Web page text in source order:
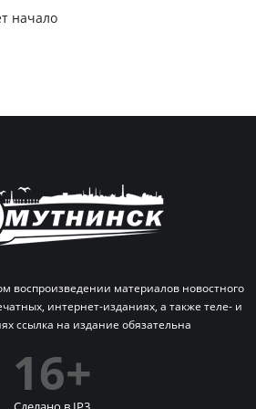
начало
воспроизведении материалов новостного
интернет-изданиях, а также теле- и
ссылка на издание обязательна
16+